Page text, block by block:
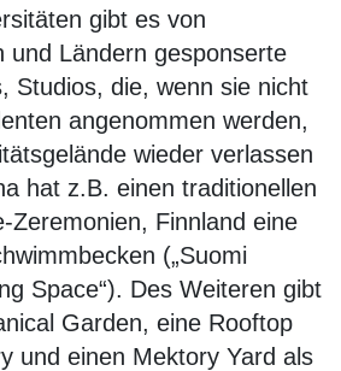
gibt es von
und Ländern gesponserte
Studios, die, wenn sie nicht
angenommen werden,
wieder verlassen
hat z.B. einen traditionellen
Zeremonien, Finnland eine
(„Suomi
Space“). Des Weiteren gibt
Garden, eine Rooftop
und einen Mektory Yard als